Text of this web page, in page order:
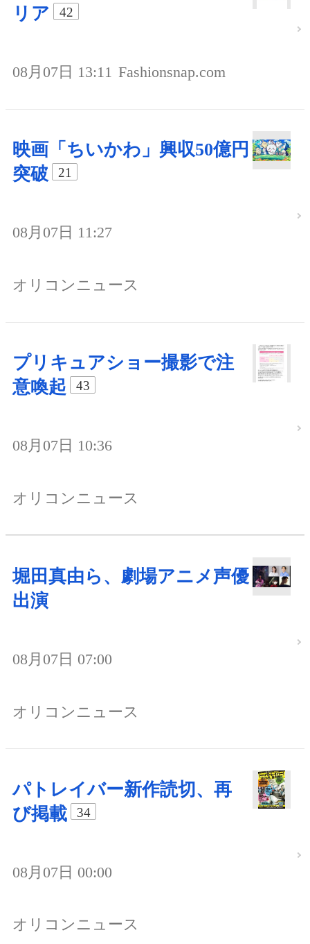
リア 42
08月07日 13:11 Fashionsnap.com
映画「ちいかわ」興収50億円
突破
21
08月07日 11:27
オリコンニュース
プリキュアショー撮影で注
意喚起
43
08月07日 10:36
オリコンニュース
堀田真由ら、劇場アニメ声優
出演
08月07日 07:00
オリコンニュース
パトレイバー新作読切、再
び掲載
34
08月07日 00:00
オリコンニュース